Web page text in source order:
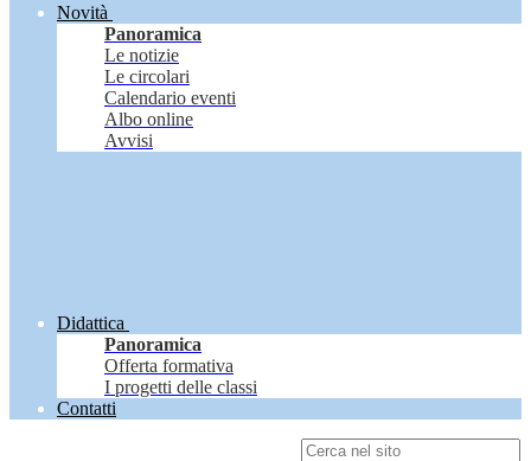
Novità
Panoramica
Le notizie
Le circolari
Calendario eventi
Albo online
Avvisi
Didattica
Panoramica
Offerta formativa
I progetti delle classi
Contatti